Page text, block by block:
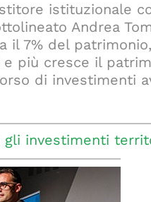
istituzionale
Andrea
il 7% del
e più cresce il
di investimenti
gli investimenti